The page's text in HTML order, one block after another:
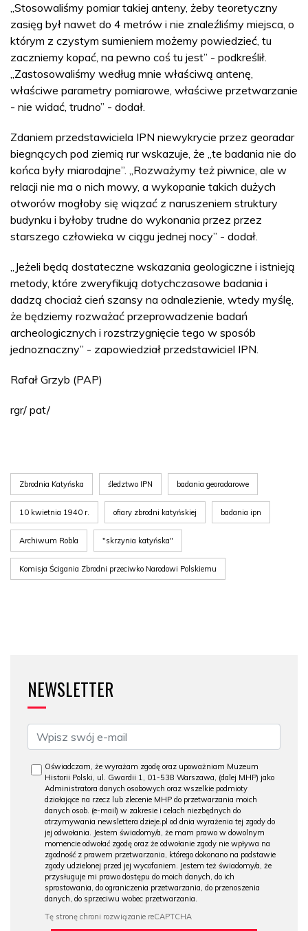
„Stosowaliśmy pomiar takiej anteny, żeby teoretyczny
zasięg był nawet do 4 metrów i nie znaleźliśmy miejsca, o
którym z czystym sumieniem możemy powiedzieć, tu
zaczniemy kopać, na pewno coś tu jest” - podkreślił.
„Zastosowaliśmy według mnie właściwą antenę,
właściwe parametry pomiarowe, właściwe przetwarzanie
- nie widać, trudno” - dodał.
Zdaniem przedstawiciela IPN niewykrycie przez georadar
biegnących pod ziemią rur wskazuje, że „te badania nie do
końca były miarodajne”. „Rozważymy też piwnice, ale w
relacji nie ma o nich mowy, a wykopanie takich dużych
otworów mogłoby się wiązać z naruszeniem struktury
budynku i byłoby trudne do wykonania przez przez
starszego człowieka w ciągu jednej nocy” - dodał.
„Jeżeli będą dostateczne wskazania geologiczne i istnieją
metody, które zweryfikują dotychczasowe badania i
dadzą chociaż cień szansy na odnalezienie, wtedy myślę,
że będziemy rozważać przeprowadzenie badań
archeologicznych i rozstrzygnięcie tego w sposób
jednoznaczny” - zapowiedział przedstawiciel IPN.
Rafał Grzyb (PAP)
rgr/ pat/
Zbrodnia Katyńska śledztwo IPN badania georadarowe
10 kwietnia 1940 r. ofiary zbrodni katyńskiej badania ipn
Archiwum Robla "skrzynia katyńska"
Komisja Ścigania Zbrodni przeciwko Narodowi Polskiemu
NEWSLETTER
Oświadczam, że wyrażam zgodę oraz upoważniam Muzeum
Historii Polski, ul. Gwardii 1, 01-538 Warszawa, (dalej MHP) jako
Administratora danych osobowych oraz wszelkie podmioty
działające na rzecz lub zlecenie MHP do przetwarzania moich
danych osob. (e-mail) w zakresie i celach niezbędnych do
otrzymywania newslettera dzieje.pl od dnia wyrażenia tej zgody do
jej odwołania. Jestem świadomy/a, że mam prawo w dowolnym
momencie odwołać zgodę oraz że odwołanie zgody nie wpływa na
zgodność z prawem przetwarzania, którego dokonano na podstawie
zgody udzielonej przed jej wycofaniem. Jestem też świadomy/a, że
przysługuje mi prawo dostępu do moich danych, do ich
sprostowania, do ograniczenia przetwarzania, do przenoszenia
danych, do sprzeciwu wobec przetwarzania.